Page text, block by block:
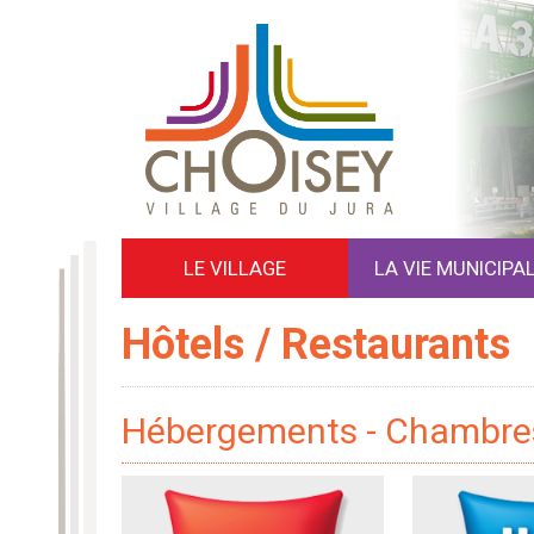
LE VILLAGE LA VIE
Hôtels / Restaurants
Hébergements -